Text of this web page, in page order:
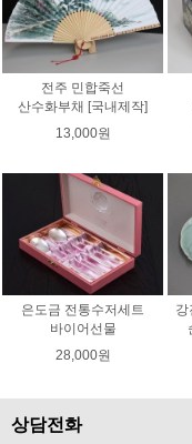
전주 민합죽선
산수화부채 [국내제작]
13,000원
은도금 전통수저세트
바이어선물
28,000원
강
상담전화